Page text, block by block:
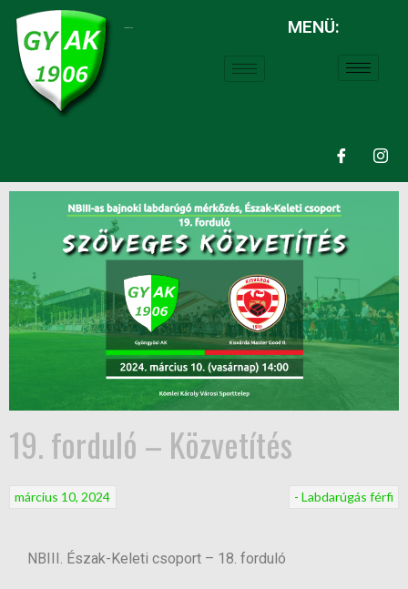
MENÜ:
19. forduló – Közvetítés
- Labdarúgás férfi
március 10, 2024
NBIII. Észak-Keleti csoport – 18. forduló